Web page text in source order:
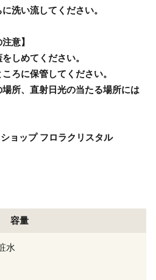
洗い流してください。
意】
しめてください。
ろに保管してください。
所、直射日光の当たる場所には
ョップ フロラクリスタル
容量
水